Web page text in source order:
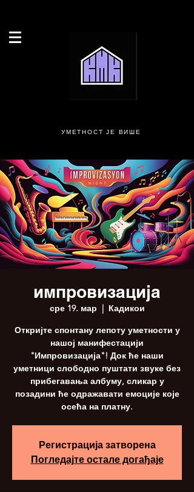
УМЕТНОСТ ЈЕ ВИШЕ
импровизација
сре 19. мар
  |
Кадикои
Откријте спонтану лепоту уметности у
нашој манифестацији
"Импровизација"! Док ће наши
уметници слободно пуштати звуке без
прибегавања албуму, сликар у
позадини ће одражавати емоције које
осећа на платну.
Регистрација затворена
Погледајте остале догађаје